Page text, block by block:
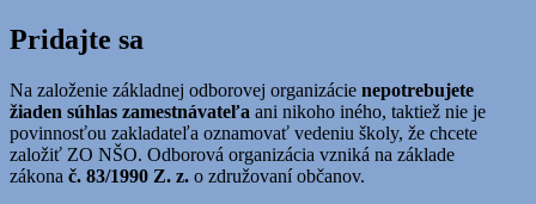
Pridajte sa
Na založenie základnej odborovej organizácie nepotrebujete
žiaden súhlas zamestnávateľa ani nikoho iného, taktiež nie je
povinnosťou zakladateľa oznamovať vedeniu školy, že chcete
založiť ZO NŠO. Odborová organizácia vzniká na základe
zákona č. 83/1990 Z. z. o združovaní občanov.